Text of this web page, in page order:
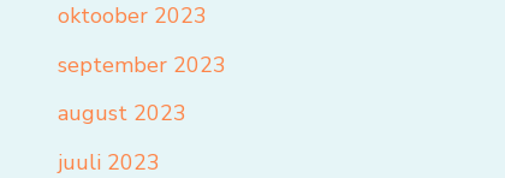
oktoober 2023
september 2023
august 2023
juuli 2023